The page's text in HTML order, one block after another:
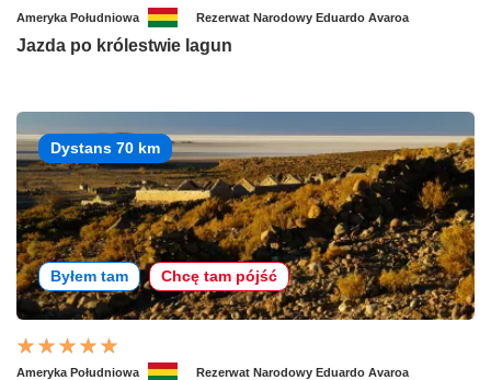
Ameryka Południowa Rezerwat Narodowy Eduardo Avaroa
Jazda po królestwie lagun
Dystans 70 km
Byłem tam Chcę tam pójść
Ameryka Południowa Rezerwat Narodowy Eduardo Avaroa